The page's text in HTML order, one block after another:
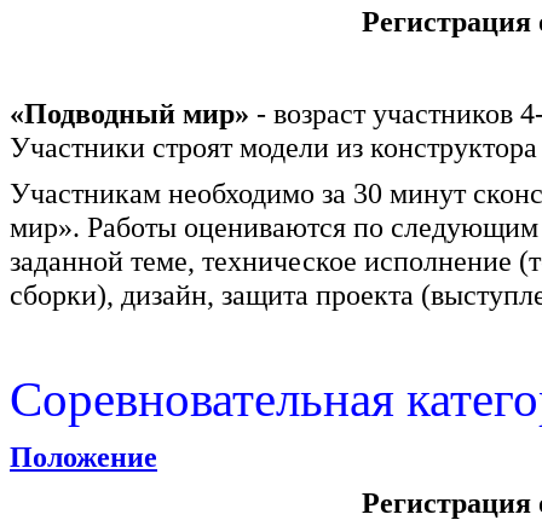
Регистрация
«Подводный мир» - возраст участников
Участники строят модели из
Участникам необходимо за 30 минут
мир». Работы оцениваются по следующим
заданной теме, техническое исполнение
сборки), дизайн, защита проекта
Соревновательная
Положение
Регистрация